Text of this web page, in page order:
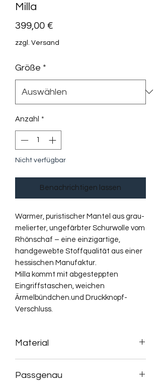
Milla
399,00 €Preis
zzgl. Versand
Größe *
Anzahl *
Nicht verfügbar
Benachrichtigen lassen
Warmer, puristischer Mantel aus grau-
melierter, ungefärbter Schurwolle vom
Rhönschaf – eine einzigartige,
handgewebte Stoffqualität aus einer
hessischen Manufaktur.
Milla kommt mit abgesteppten
Eingriffstaschen, weichen
Ärmelbündchen.und Druckknopf-
Verschluss.
Material
Passgenau